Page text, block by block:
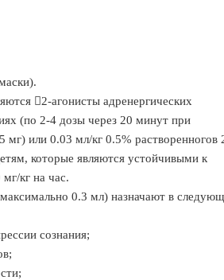
2-агонисты адренергических
(по 2-4 дозы через 20 минут при
мг) или 0.03 мл/кг 0.5% растворенногов
которые являются устойчивыми к
кг на час.
0.3 мл) назначают в
сознания;